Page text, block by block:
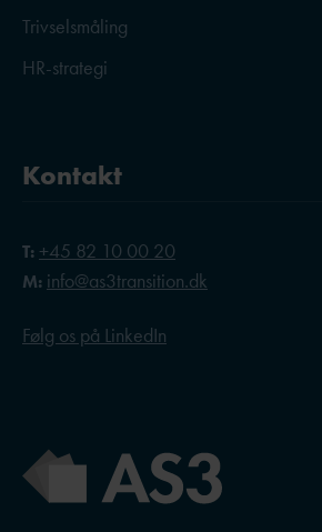
Trivselsmåling
HR-strategi
Kontakt
T: +45 82 10 00 20
M: info@as3transition.dk
Følg os på LinkedIn